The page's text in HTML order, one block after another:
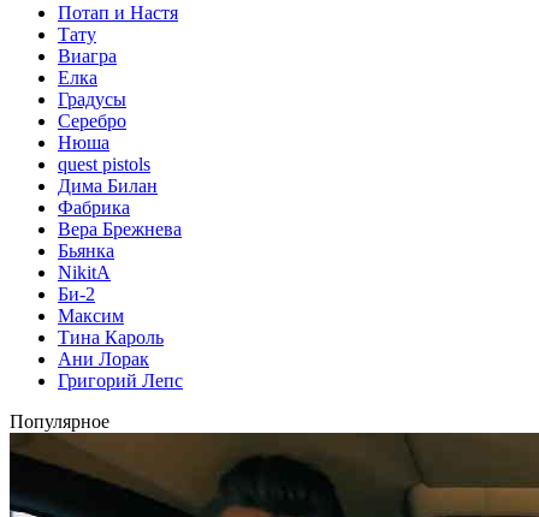
Потап и Настя
Тату
Виагра
Елка
Градусы
Серебро
Нюша
quest pistols
Дима Билан
Фабрика
Вера Брежнева
Бьянка
NikitA
Би-2
Максим
Тина Кароль
Ани Лорак
Григорий Лепс
Популярное